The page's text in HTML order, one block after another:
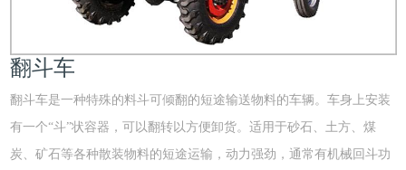
翻斗车
翻斗车是一种特殊的料斗可倾翻的短途输送物料的车辆。车身上安装
有一个“斗”状容器，可以翻转以方便卸货。适用于砂石、土方、煤
炭、矿石等各种散装物料的短途运输，动力强劲，通常有机械回斗功